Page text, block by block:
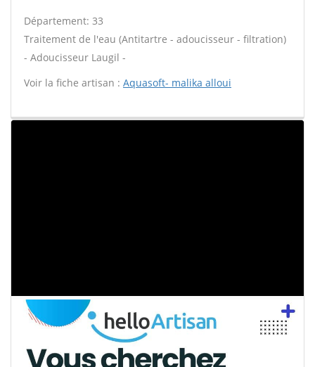
Département: 33
Traitement de l'eau (Antitartre - adoucisseur - filtration)
- Adoucisseur Laugil -
Voir la fiche artisan : Aquasoft- malika alloui